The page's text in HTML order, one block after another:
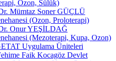
Ozon, Sülük)
Mümtaz Soner GÜÇLÜ
(Ozon, Proloterapi)
Onur YEŞİLDAĞ
(Mezoterapi, Kupa, Ozon)
Uygulama Üniteleri
Faik Kocagöz Devlet